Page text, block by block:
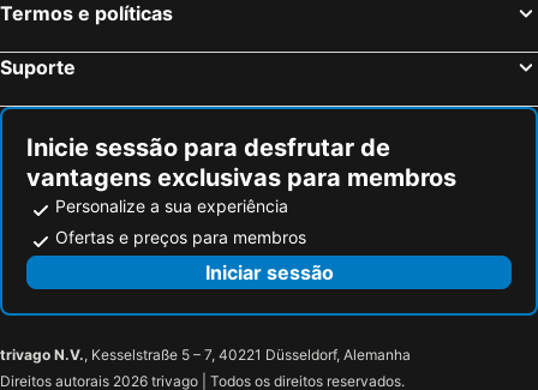
Termos e políticas
Suporte
Inicie sessão para desfrutar de
vantagens exclusivas para membros
Personalize a sua experiência
Ofertas e preços para membros
Iniciar sessão
trivago N.V., Kesselstraße 5 – 7, 40221 Düsseldorf, Alemanha
Direitos autorais 2026 trivago | Todos os direitos reservados.